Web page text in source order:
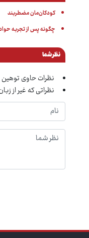
کودکان‌مان مضطربند
چگونه پس از تجربه
نظر شما
نظرات حاوی
نظراتی که غیر از